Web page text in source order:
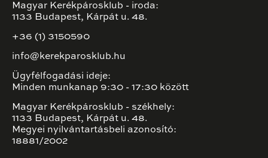
Magyar Kerékpárosklub - iroda:
1133 Budapest, Kárpát u. 48.
+36 (1) 3150590
info@kerekparosklub.hu
Ügyfélfogadási ideje:
Minden munkanap 9:30 - 17:30 között
Magyar Kerékpárosklub - székhely:
1133 Budapest, Kárpát u. 48.
Megyei nyilvántartásbeli azonosító:
18881/2002